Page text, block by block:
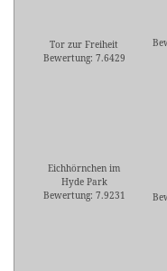
Tor zur Freiheit
Bewertung: 7.6429
Eichhörnchen im
Hyde Park
Bewertung: 7.9231